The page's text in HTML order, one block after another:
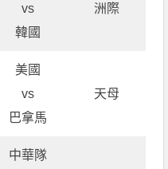
vs
韓國
洲際
美國
vs
巴拿馬
天母
中華隊